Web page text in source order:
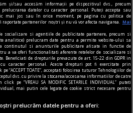
și/sau accesăm informații pe dispozitivul dvs., precum
datelor cu caracter personal. Puteți accepta sau
mai jos sau în orice moment, pe pagina cu politica de
raportate partenerilor noștri și nu vă vor afecta navigarea.
Mai
socializare si agentiile de publicitate partenere, precum si
analitice) prelucram date pentru a permite website-ului sa
continutul si anunturile publicitare afisate in functie de
a va oferi functionalitati aferente retelelor de socializare si
Beneficiati de drepturile prevazute de art. 15-22 din GDPR in
caracter personal. Aceste drepturi pot fi exercitate prin
pe “ACCEPT TOATE”, acceptati folosirea tuturor Tehnologiilor de
dvs. cu privire la stocarea/accesarea informatiilor de catre
pe “VREAU SA MODIFIC SETARILE INDIVIDUAL” puteti
mai putin cele legate de cookie strict necesare pentru
prelucrăm datele pentru a oferi: